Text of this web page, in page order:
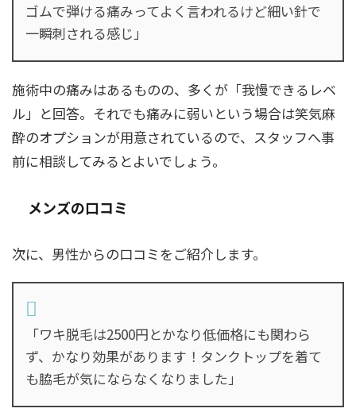
ゴムで弾ける痛みってよく言われるけど細い針で
一瞬刺される感じ」
施術中の痛みはあるものの、多くが「我慢できるレベ
ル」と回答。それでも痛みに弱いという場合は笑気麻
酔のオプションが用意されているので、スタッフへ事
前に相談してみるとよいでしょう。
メンズの口コミ
次に、男性からの口コミをご紹介します。
「ワキ脱毛は2500円とかなり低価格にも関わら
ず、かなり効果があります！タンクトップを着て
も脇毛が気にならなくなりました」